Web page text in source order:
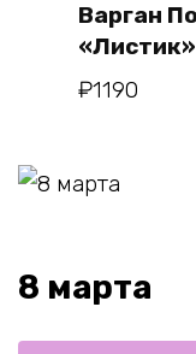
Варган
«Листик»
₽1190
8 марта